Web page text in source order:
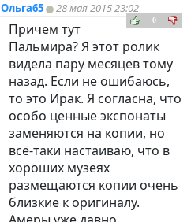
Ольга65 28 мая 2015 23:02
0
Причем тут
Пальмира? Я этот ролик
видела пару месяцев тому
назад. Если не ошибаюсь,
то это Ирак. Я согласна, что
особо ценные экспонаты
заменяются на копии, но
всё-таки настаиваю, что в
хороших музеях
размещаются копии очень
близкие к оригиналу.